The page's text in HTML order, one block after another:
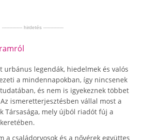
-------------- hirdetés --------------
urbánus legendák, hiedelmek és valós
a mindennapokban, így nincsenek
és nem is igyekeznek többet
ismeretterjesztésben vállal most a
Társasága, mely újból riadót fúj a
a családorvosok és a nővérek együttes